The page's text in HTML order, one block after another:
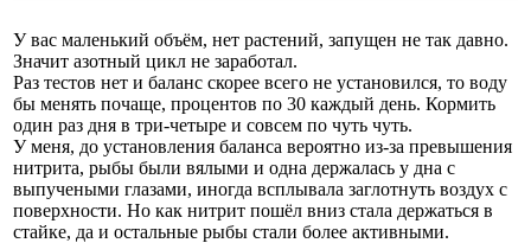
У вас маленький объём, нет растений, запущен не так давно.
Значит азотный цикл не заработал.
Раз тестов нет и баланс скорее всего не установился, то воду
бы менять почаще, процентов по 30 каждый день. Кормить
один раз дня в три-четыре и совсем по чуть чуть.
У меня, до установления баланса вероятно из-за превышения
нитрита, рыбы были вялыми и одна держалась у дна с
выпучеными глазами, иногда всплывала заглотнуть воздух с
поверхности. Но как нитрит пошёл вниз стала держаться в
стайке, да и остальные рыбы стали более активными.